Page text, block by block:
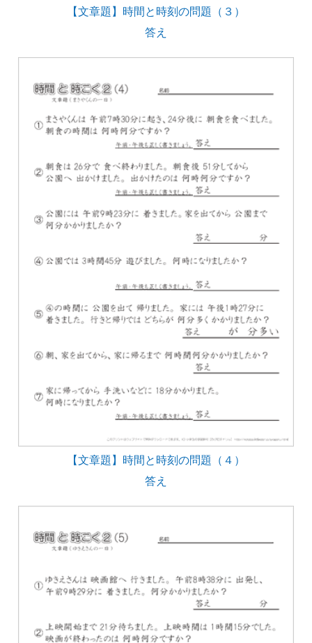
【文章題】時間と時刻の問題（３）
答え
【文章題】時間と時刻の問題（４）
答え